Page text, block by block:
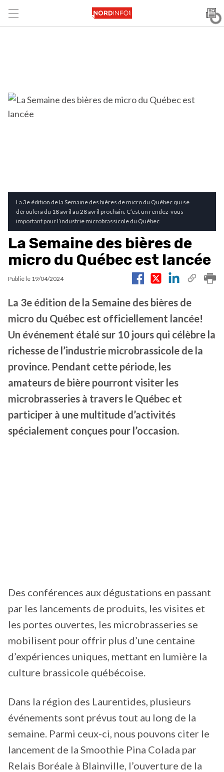
La 3e édition de la Semaine des bières de micro du Québec qui se
déroulera du 18 avril au 28 avril prochain. C’est un rendez-vous
important pour l’industrie microbrassicole du Québec
La Semaine des bières de
micro du Québec est lancée
Publié le 19/04/2024
La 3e édition de la Semaine des bières de
micro du Québec est officiellement lancée!
Un événement étalé sur 10 jours qui célèbre la
richesse de l’industrie microbrassicole de la
province. Pendant cette période, les
amateurs de bière pourront visiter les
microbrasseries à travers le Québec et
participer à une multitude d’activités
spécialement conçues pour l’occasion.
Des conférences aux dégustations en passant
par les lancements de produits, les visites et
les portes ouvertes, les microbrasseries se
mobilisent pour offrir plus d’une centaine
d’expériences uniques, mettant en lumière la
culture brassicole québécoise.
Dans la région des Laurentides, plusieurs
événements sont prévus tout au long de la
semaine. Parmi ceux-ci, nous pouvons citer le
lancement de la Smoothie Pina Colada par
Relais Boréale à Blainville, l’ouverture de la